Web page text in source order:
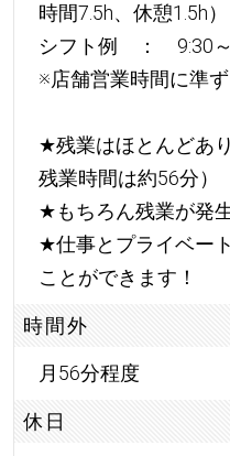
時間7.5h、休憩1.5h）
シフト例 ： 9:30～
※店舗営業時間に準
★残業はほとんどあ
残業時間は約56分）
★もちろん残業が発
★仕事とプライベー
ことができます！
時間外
月56分程度
休日